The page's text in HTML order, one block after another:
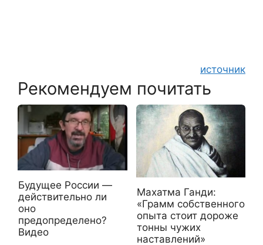
источник
Рекомендуем почитать
Будущее России —
действительно ли
оно
предопределено?
Видео
Махатма Ганди:
«Грамм собственного
опыта стоит дороже
тонны чужих
наставлений»